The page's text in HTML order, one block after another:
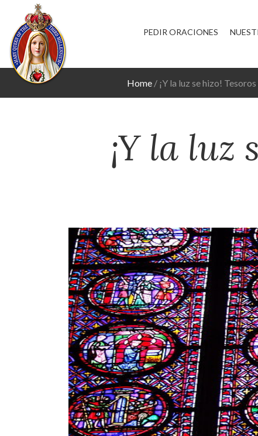
PEDIR ORACIONES
Home ¡Y la luz se hizo!
¡Y la luz